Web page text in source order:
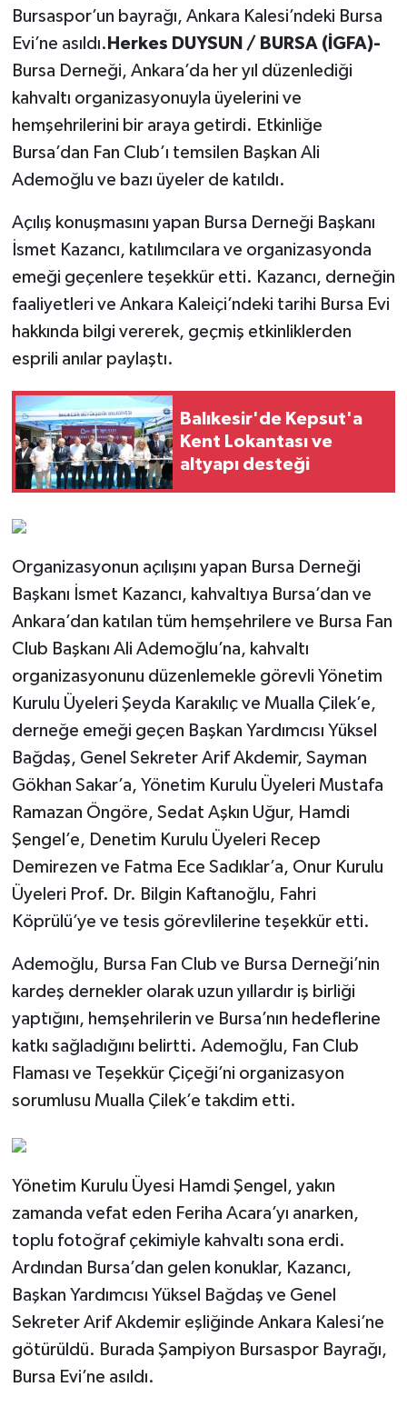
Bursaspor’un bayrağı, Ankara Kalesi’ndeki Bursa
Evi’ne asıldı. Herkes DUYSUN / BURSA (İGFA)-
Bursa Derneği, Ankara’da her yıl düzenlediği
kahvaltı organizasyonuyla üyelerini ve
hemşehrilerini bir araya getirdi. Etkinliğe
Bursa’dan Fan Club’ı temsilen Başkan Ali
Ademoğlu ve bazı üyeler de katıldı.
Açılış konuşmasını yapan Bursa Derneği Başkanı
İsmet Kazancı, katılımcılara ve organizasyonda
emeği geçenlere teşekkür etti. Kazancı, derneğin
faaliyetleri ve Ankara Kaleiçi’ndeki tarihi Bursa Evi
hakkında bilgi vererek, geçmiş etkinliklerden
esprili anılar paylaştı.
Balıkesir'de Kepsut'a
Kent Lokantası ve
altyapı desteği
Organizasyonun açılışını yapan Bursa Derneği
Başkanı İsmet Kazancı, kahvaltıya Bursa’dan ve
Ankara’dan katılan tüm hemşehrilere ve Bursa Fan
Club Başkanı Ali Ademoğlu’na, kahvaltı
organizasyonunu düzenlemekle görevli Yönetim
Kurulu Üyeleri Şeyda Karakılıç ve Mualla Çilek’e,
derneğe emeği geçen Başkan Yardımcısı Yüksel
Bağdaş, Genel Sekreter Arif Akdemir, Sayman
Gökhan Sakar’a, Yönetim Kurulu Üyeleri Mustafa
Ramazan Öngöre, Sedat Aşkın Uğur, Hamdi
Şengel’e, Denetim Kurulu Üyeleri Recep
Demirezen ve Fatma Ece Sadıklar’a, Onur Kurulu
Üyeleri Prof. Dr. Bilgin Kaftanoğlu, Fahri
Köprülü’ye ve tesis görevlilerine teşekkür etti.
Ademoğlu, Bursa Fan Club ve Bursa Derneği’nin
kardeş dernekler olarak uzun yıllardır iş birliği
yaptığını, hemşehrilerin ve Bursa’nın hedeflerine
katkı sağladığını belirtti. Ademoğlu, Fan Club
Flaması ve Teşekkür Çiçeği’ni organizasyon
sorumlusu Mualla Çilek’e takdim etti.
Yönetim Kurulu Üyesi Hamdi Şengel, yakın
zamanda vefat eden Feriha Acara’yı anarken,
toplu fotoğraf çekimiyle kahvaltı sona erdi.
Ardından Bursa’dan gelen konuklar, Kazancı,
Başkan Yardımcısı Yüksel Bağdaş ve Genel
Sekreter Arif Akdemir eşliğinde Ankara Kalesi’ne
götürüldü. Burada Şampiyon Bursaspor Bayrağı,
Bursa Evi’ne asıldı.